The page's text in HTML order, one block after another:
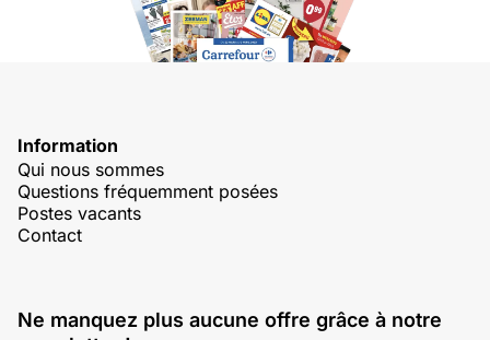
Information
Qui nous sommes
Questions fréquemment posées
Postes vacants
Contact
Ne manquez plus aucune offre grâce à notre